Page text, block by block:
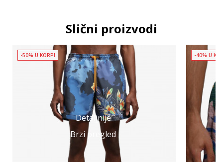
Slični proizvodi
Detaljnije
Brzi pregled
-50% U KORPI -40% U